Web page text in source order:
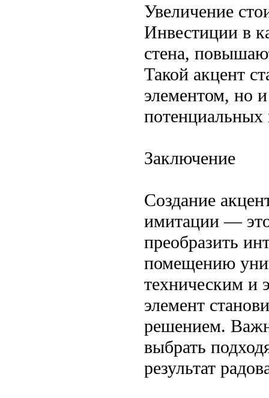
Увеличение
Инвестиции в
стена,
Такой акцент
элементом, но
потенциальных
Заключение
Создание
имитации —
преобразить
помещению
техническим и
элемент
решением.
выбрать
результат